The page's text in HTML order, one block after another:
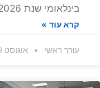
בינלאומי שנת 2026 מציבה
קרא עוד »
עורך ראשי אוגוסט 9, 2026